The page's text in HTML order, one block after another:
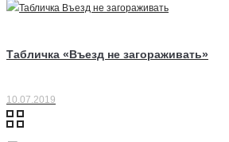
Табличка «Въезд не загораживать»
10.07.2019